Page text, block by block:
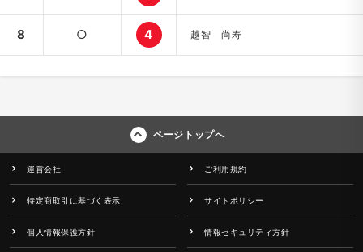
8 ○ 4 越智 尚寿
ページトップへ
運営会社 ご利用規約
特定商取引に基づく表示 サイトポリシー
個人情報保護方針 情報セキュリティ方針